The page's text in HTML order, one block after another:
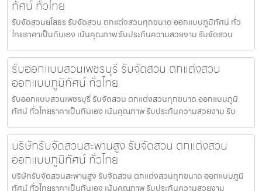
ทัศน์ ทั่วไทย
รับจัดสวนยโสธร รับจัดสวน ตกแต่งสวนทุกขนาด ออกแบบภูมิทัศน์ ทั่ว
ไทยราคาเป็นกันเอง เน้นคุณภาพ รับประกันความสวยงาม รับจัดสวน
รับออกแบบสวนเพชรบุรี รับจัดสวน ตกแต่งสวน
ออกแบบภูมิทัศน์ ทั่วไทย
รับออกแบบสวนเพชรบุรี รับจัดสวน ตกแต่งสวนทุกขนาด ออกแบบภูมิ
ทัศน์ ทั่วไทยราคาเป็นกันเอง เน้นคุณภาพ รับประกันความสวยงาม รับ
บริษัทรับจัดสวนสะพานสูง รับจัดสวน ตกแต่งสวน
ออกแบบภูมิทัศน์ ทั่วไทย
บริษัทรับจัดสวนสะพานสูง รับจัดสวน ตกแต่งสวนทุกขนาด ออกแบบภูมิ
ทัศน์ ทั่วไทยราคาเป็นกันเอง เน้นคุณภาพ รับประกันความสวยงาม